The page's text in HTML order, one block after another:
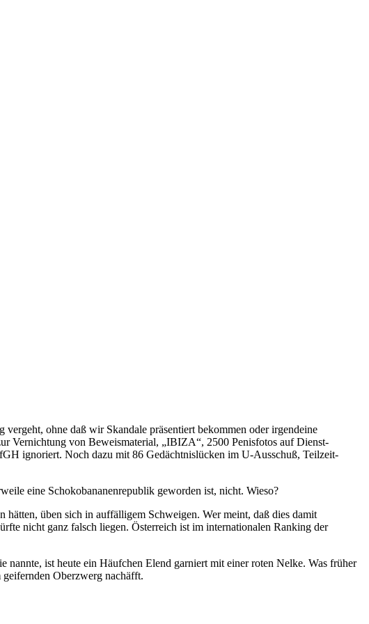
ohne daß wir Skandale präsentiert bekommen oder irgendeine
Vernichtung von Beweismaterial, „IBIZA“, 2500 Penisfotos auf Dienst-
ignoriert. Noch dazu mit 86 Gedächtnislücken im U-Ausschuß, Teilzeit-
eine Schokobananenrepublik geworden ist, nicht. Wieso?
üben sich in auffälligem Schweigen. Wer meint, daß dies damit
nicht ganz falsch liegen. Österreich ist im internationalen Ranking der
ist heute ein Häufchen Elend garniert mit einer roten Nelke. Was früher
Oberzwerg nachäfft.